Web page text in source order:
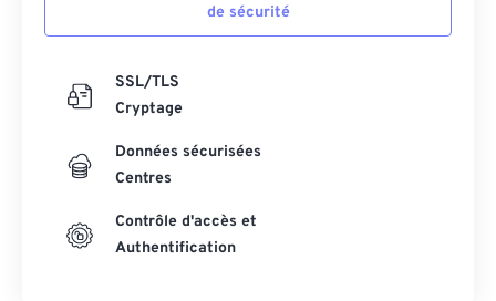
de sécurité
SSL/TLS
Cryptage
Données sécurisées
Centres
Contrôle d'accès et
Authentification